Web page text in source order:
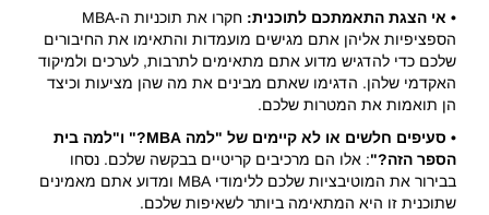
• אי הצגת התאמתכם לתוכנית:
חקרו את תוכניות ה-MBA
הספציפיות אליהן אתם מגישים מועמדות והתאימו את החיבורים
שלכם כדי להדגיש מדוע אתם מתאימים לתרבות, לערכים ולמיקוד
האקדמי שלהן. הדגימו שאתם מבינים את מה שהן מציעות וכיצד
הן תואמות את המטרות שלכם.
• סעיפים חלשים או לא קיימים של "למה MBA?" ו"למה בית
הספר הזה?": אלו הם מרכיבים קריטיים בבקשה שלכם. נסחו
בבירור את המוטיבציות שלכם ללימודי MBA ומדוע אתם מאמינים
שתוכנית זו היא המתאימה ביותר לשאיפות שלכם.